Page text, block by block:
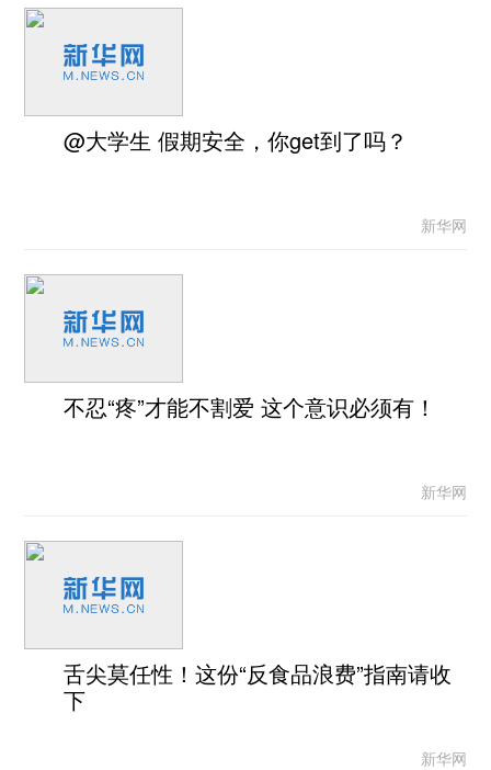
@大学生 假期安全，你get到了吗？
新华网
不忍“疼”才能不割爱 这个意识必须有！
新华网
舌尖莫任性！这份“反食品浪费”指南请收
下
新华网